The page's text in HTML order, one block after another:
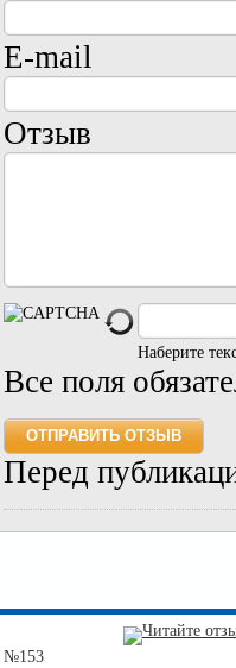
E-mail
Отзыв
Наберите
Все поля
Перед
№153